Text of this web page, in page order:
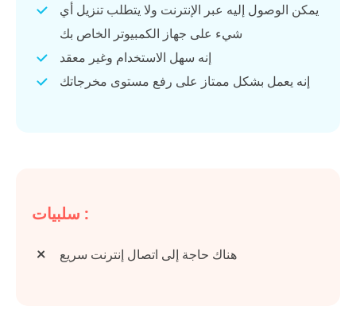
يمكن الوصول إليه عبر الإنترنت ولا يتطلب تنزيل أي
شيء على جهاز الكمبيوتر الخاص بك
إنه سهل الاستخدام وغير معقد
إنه يعمل بشكل ممتاز على رفع مستوى مخرجاتك
سلبيات :
هناك حاجة إلى اتصال إنترنت سريع